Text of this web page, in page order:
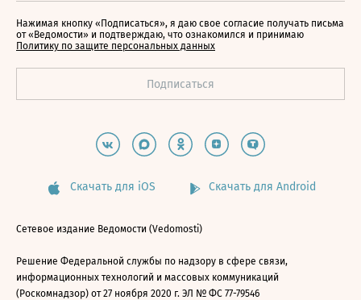
Нажимая кнопку «Подписаться», я даю свое согласие получать письма
от «Ведомости» и подтверждаю, что ознакомился и принимаю
Политику по защите персональных данных
Скачать для iOS Скачать для Android
Сетевое издание Ведомости (Vedomosti)
Решение Федеральной службы по надзору в сфере связи,
информационных технологий и массовых коммуникаций
(Роскомнадзор) от 27 ноября 2020 г. ЭЛ № ФС 77-79546